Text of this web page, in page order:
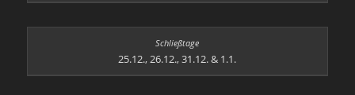
25.12., 26.12., 31.12. & 1.1.